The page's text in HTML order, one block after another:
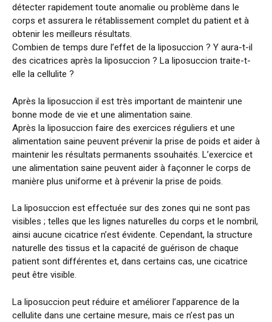
détecter rapidement toute anomalie ou problème dans le
corps et assurera le rétablissement complet du patient et à
obtenir les meilleurs résultats.
Combien de temps dure l’effet de la liposuccion ? Y aura-t-il
des cicatrices après la liposuccion ? La liposuccion traite-t-
elle la cellulite ?
Après la liposuccion il est très important de maintenir une
bonne mode de vie et une alimentation saine.
Après la liposuccion faire des exercices réguliers et une
alimentation saine peuvent prévenir la prise de poids et aider à
maintenir les résultats permanents ssouhaités. L’exercice et
une alimentation saine peuvent aider à façonner le corps de
manière plus uniforme et à prévenir la prise de poids.
La liposuccion est effectuée sur des zones qui ne sont pas
visibles ; telles que les lignes naturelles du corps et le nombril,
ainsi aucune cicatrice n’est évidente. Cependant, la structure
naturelle des tissus et la capacité de guérison de chaque
patient sont différentes et, dans certains cas, une cicatrice
peut être visible.
La liposuccion peut réduire et améliorer l’apparence de la
cellulite dans une certaine mesure, mais ce n’est pas un